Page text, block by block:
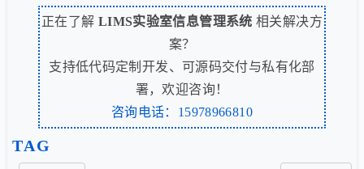
正在了解 LIMS实验室信息管理系统 相关解决方
案？
支持低代码定制开发、可源码交付与私有化部
署，欢迎咨询！
咨询电话：15978966810
TAG